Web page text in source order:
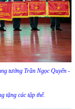
tướng Trần Ngọc Quyến -
tặng các tập thể.